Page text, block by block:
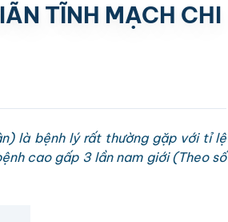
TĨNH MẠCH CHI
là bệnh lý rất thường gặp với tỉ lệ
cao gấp 3 lần nam giới (Theo số